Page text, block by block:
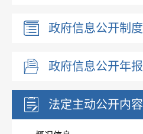
政府信息公开制度
政府信息公开年报
法定主动公开内容